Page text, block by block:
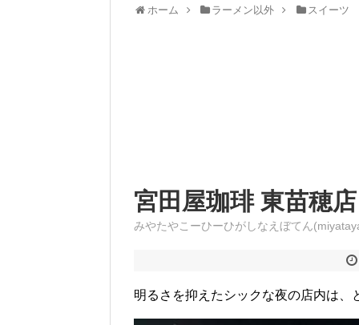
ホーム ラーメン以外 スイーツ
宮田屋珈琲 東苗穂店
みやたやこーひーひがしなえぼてん
明るさを抑えたシックな夜の店内は、